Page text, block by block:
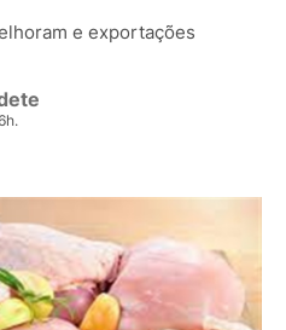
e exportações